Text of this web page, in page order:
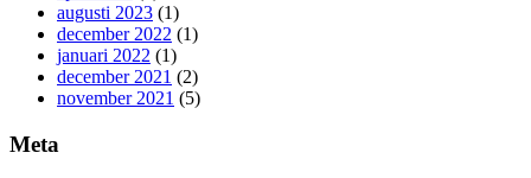
augusti 2023 (1)
december 2022 (1)
januari 2022 (1)
december 2021 (2)
november 2021 (5)
Meta